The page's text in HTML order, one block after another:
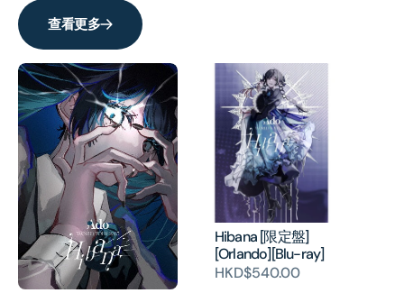
查看更多
Hibana [限定盤]
[Orlando][Blu-ray]
HKD$540.00